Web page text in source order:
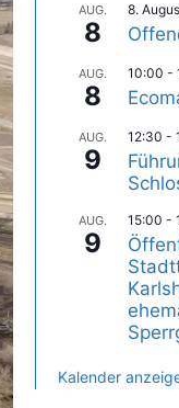
AUG.
8
8.
AUG.
8
10:00 -
AUG.
9
12:30 -
AUG.
9
15:00 -
Kalender